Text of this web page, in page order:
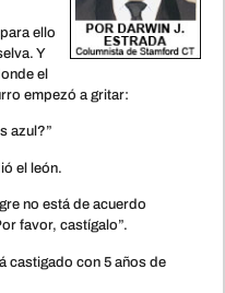
ello
Y
el
empezó a gritar:
azul?”
el león.
no está de acuerdo
favor, castígalo”.
castigado con 5 años de